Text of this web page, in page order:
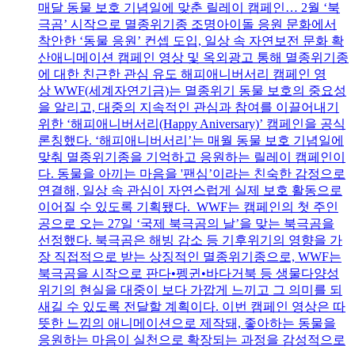
매달 동물 보호 기념일에 맞춘 릴레이 캠페인… 2월 ‘북
극곰’ 시작으로 멸종위기종 조명아이돌 응원 문화에서
착안한 ‘동물 응원’ 컨셉 도입, 일상 속 자연보전 문화 확
산애니메이션 캠페인 영상 및 옥외광고 통해 멸종위기종
에 대한 친근한 관심 유도 해피애니버서리 캠페인 영
상 WWF(세계자연기금)는 멸종위기 동물 보호의 중요성
을 알리고, 대중의 지속적인 관심과 참여를 이끌어내기
위한 ‘해피애니버서리(Happy Aniversary)’ 캠페인을 공식
론칭했다. ‘해피애니버서리’는 매월 동물 보호 기념일에
맞춰 멸종위기종을 기억하고 응원하는 릴레이 캠페인이
다. 동물을 아끼는 마음을 '팬심’이라는 친숙한 감정으로
연결해, 일상 속 관심이 자연스럽게 실제 보호 활동으로
이어질 수 있도록 기획됐다. WWF는 캠페인의 첫 주인
공으로 오는 27일 ‘국제 북극곰의 날’을 맞는 북극곰을
선정했다. 북극곰은 해빙 감소 등 기후위기의 영향을 가
장 직접적으로 받는 상징적인 멸종위기종으로, WWF는
북극곰을 시작으로 판다•펭귄•바다거북 등 생물다양성
위기의 현실을 대중이 보다 가깝게 느끼고 그 의미를 되
새길 수 있도록 전달할 계획이다. 이번 캠페인 영상은 따
뜻한 느낌의 애니메이션으로 제작돼, 좋아하는 동물을
응원하는 마음이 실천으로 확장되는 과정을 감성적으로